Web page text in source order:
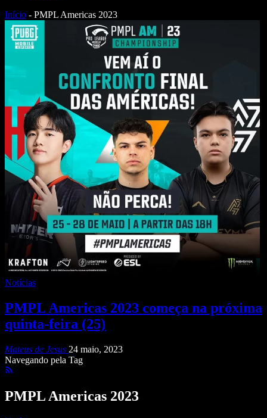
Início - PMPL Americas 2023
Notícias
PMPL Americas 2023 começa na próxima
quinta-feira (25)
Mateus de Jesus 24 maio, 2023
Navegando pela Tag
PMPL Americas 2023